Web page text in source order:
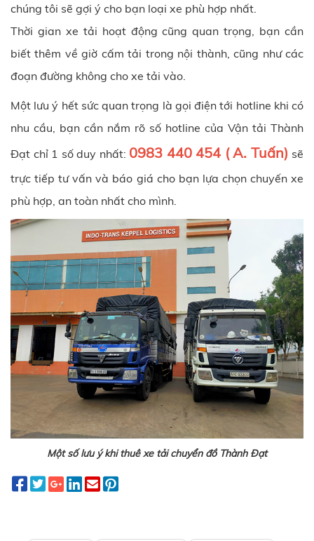
chúng tôi sẽ gợi ý cho bạn loại xe phù hợp nhất.
Thời gian xe tải hoạt động cũng quan trọng, bạn cần
biết thêm về giờ cấm tải trong nội thành, cũng như các
đoạn đường không cho xe tải vào.
Một lưu ý hết sức quan trọng là gọi điện tới hotline khi có
nhu cầu, bạn cần nắm rõ số hotline của Vận tải Thành
Đạt chỉ 1 số duy nhất: 0983 440 454 ( A. Tuấn) sẽ
trực tiếp tư vấn và báo giá cho bạn lựa chọn chuyến xe
phù hợp, an toàn nhất cho mình.
Một số lưu ý khi thuê xe tải chuyển đồ Thành Đạt